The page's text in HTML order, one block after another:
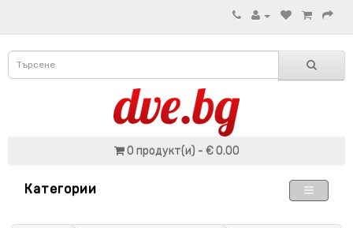
0 продукт(и) - € 0.00
Категории